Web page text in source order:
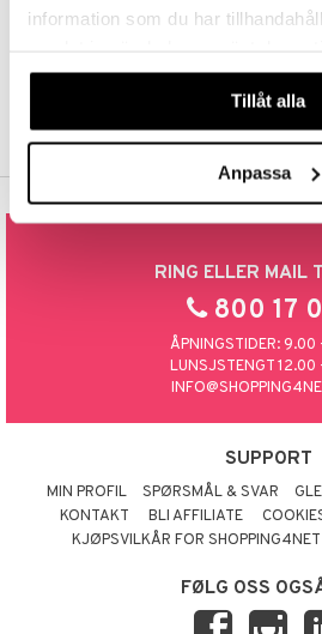
information som du har
våra cookies vid fortsatt
Tillåt alla
Anpassa
TRYGGE
RING ELLER MAIL
800 17
ÅPNINGSTIDER: 9.00
LUNSJSTENGT 12.00
SUPPORT
MIN PROFIL SPØRSMÅL & SVAR
KONTAKT
BLI AFFILIATE
KJØPSVILKÅR FOR SHOPPING4NET
FØLG OSS